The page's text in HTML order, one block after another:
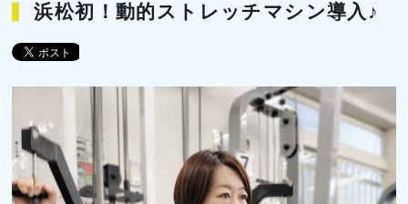
浜松初！動的ストレッチマシン導入♪